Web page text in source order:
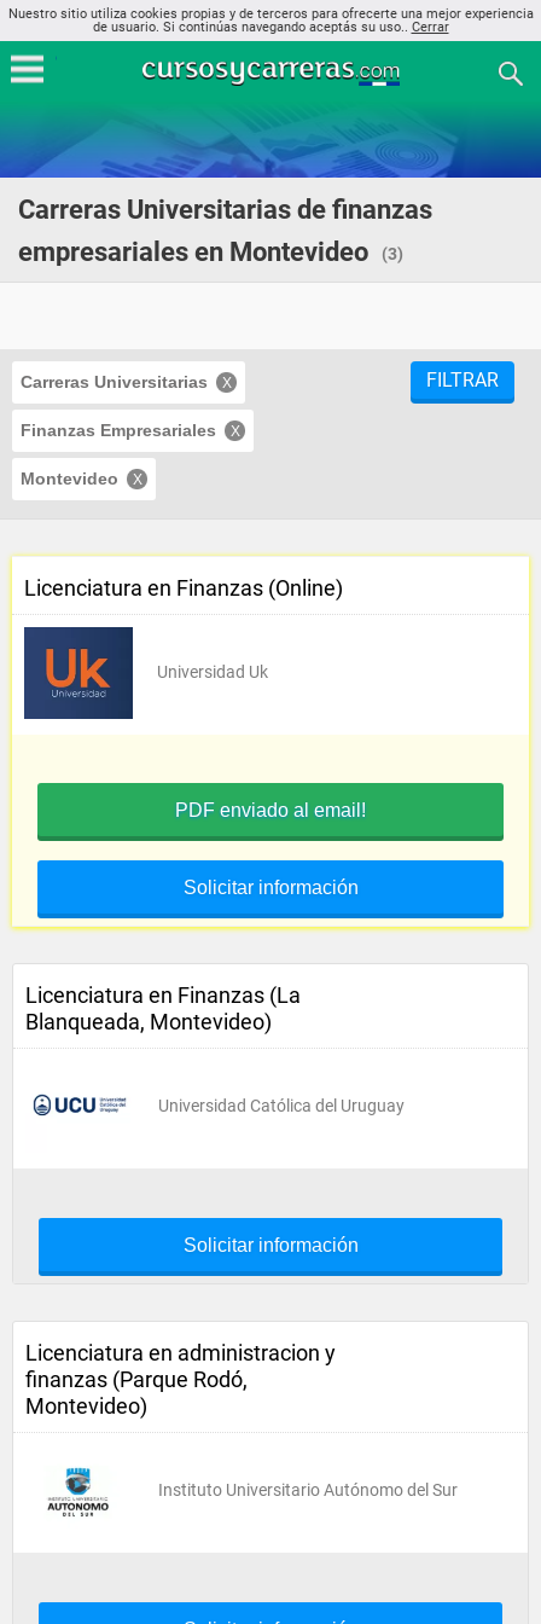
Nuestro sitio utiliza cookies propias y de terceros para ofrecerte una mejor experiencia
de usuario. Si continúas navegando aceptás su uso.. Cerrar
Carreras Universitarias de finanzas
empresariales en Montevideo
(3)
Carreras Universitarias
Finanzas Empresariales
Montevideo
FILTRAR
Licenciatura en Finanzas (Online)
Universidad Uk
PDF enviado al email!
Solicitar información
Licenciatura en Finanzas (La
Blanqueada, Montevideo)
Universidad Católica del Uruguay
Solicitar información
Licenciatura en administracion y
finanzas (Parque Rodó,
Montevideo)
Instituto Universitario Autónomo del Sur